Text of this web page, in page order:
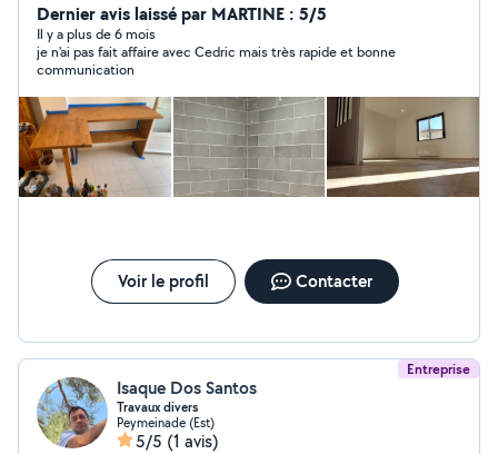
faux plafond, pose de revêtement de sol, carrelage,
enduit et peinture... Je m'occupe également de
l'installation de cuisines, pose de terrasses, installation
de clôtures, montage de meubles en kit ou créations
sur-mesure. Basé à Vence, je suis spécialisé dans la
rénovation, que le chantier soit petit ou grand, il sera
réalisé de façon irréprochable et dans les délais
impartis. Si vous cherchez un professionnel
consciencieux à un tarif honnête n'hésitez pas à me
décennale. Bonne journée à vous.
Dernier avis laissé par MARTINE : 5/5
Il y a plus de 6 mois
je n'ai pas fait affaire avec Cedric mais très rapide et bonne
communication
Voir le profil Contacter
Entreprise
Isaque Dos Santos
Travaux divers
Peymeinade (Est)
5/5 (1 avis)